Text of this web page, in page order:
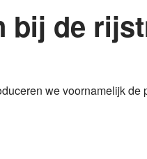
bij de
we voornamelijk de